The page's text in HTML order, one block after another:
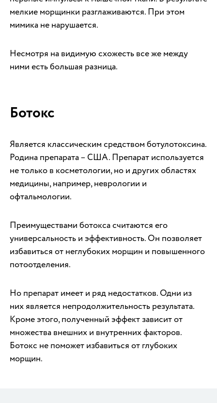
мелкие морщинки разглаживаются. При этом
мимика не нарушается.
Несмотря на видимую схожесть все же между
ними есть большая разница.
Ботокс
Является классическим средством ботулотоксина.
Родина препарата – США. Препарат используется
не только в косметологии, но и других областях
медицины, например, неврологии и
офтальмологии.
Преимуществами ботокса считаются его
универсальность и эффективность. Он позволяет
избавиться от неглубоких морщин и повышенного
потоотделения.
Но препарат имеет и ряд недостатков. Одни из
них является непродолжительность результата.
Кроме этого, полученный эффект зависит от
множества внешних и внутренних факторов.
Ботокс не поможет избавиться от глубоких
морщин.